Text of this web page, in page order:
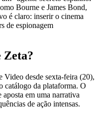
Bourne e James Bond,
é claro: inserir o cinema
de espionagem
Zeta?
desde sexta-feira (20),
catálogo da plataforma. O
em uma narrativa
de ação intensas.